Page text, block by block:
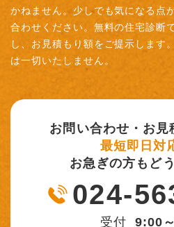
かねません。少しでも気になる点
合わせください。無料の住宅診断
し、お見積もり額をご提示します
は一切いたしません。
お問い合わせ・お見
最短即日対
お急ぎの方もど
024-
受付 9:00